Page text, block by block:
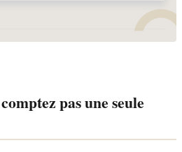
pas une seule